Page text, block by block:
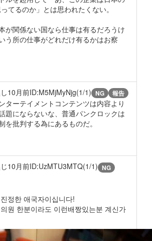
てるのか」とは思われたくない。
が関係ない国なら仕事は有るだろうけ
う所の仕事がどれだけ有るかはお察
10月前ID:M5MjMyNjg(1/1) NG 報告
ターテイメントコンテンツは内容より
題にならないな、普通パンクロックは
を批判する為にあるものだ。
10月前ID:UzMTU3MTQ(1/1) NG
정한 애국자이십니다!
원 한분이라도 이런배짱있는분 계신가